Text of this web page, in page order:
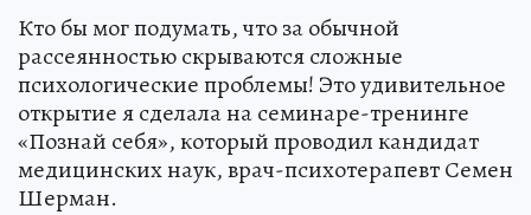
Кто бы мог подумать, что за обычной
рассеянностью скрываются сложные
психологические проблемы! Это удивительное
открытие я сделала на семинаре-тренинге
«Познай себя», который проводил кандидат
медицинских наук, врач-психотерапевт Семен
Шерман.